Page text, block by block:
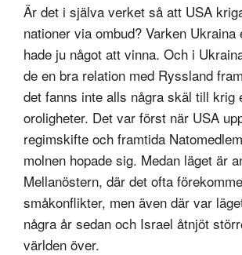
Är det i själva verket så att USA
nationer via ombud? Varken Ukraina
hade ju något att vinna. Och i
de en bra relation med Ryssland
det fanns inte alls några skäl till krig
oroligheter. Det var först när USA
regimskifte och framtida
molnen hopade sig. Medan läget är
Mellanöstern, där det ofta
småkonflikter, men även där var
några år sedan och Israel åtnjöt
världen över.